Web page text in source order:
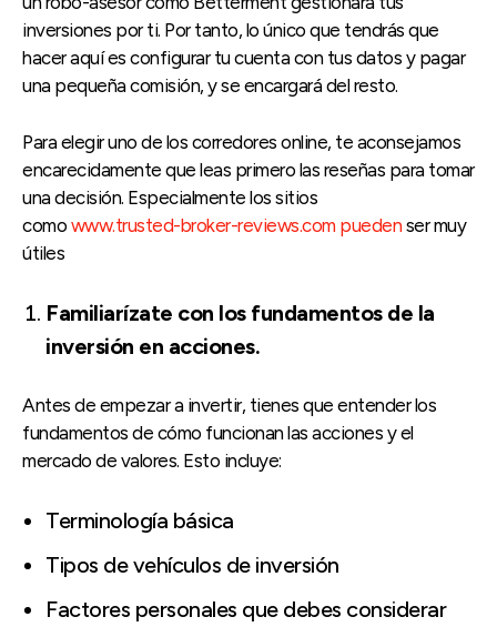
inversiones por ti. Por tanto, lo único que tendrás que
hacer aquí es configurar tu cuenta con tus datos y pagar
una pequeña comisión, y se encargará del resto.
Para elegir uno de los corredores online, te aconsejamos
encarecidamente que leas primero las reseñas para tomar
una decisión. Especialmente los sitios
como www.trusted-broker-reviews.com pueden ser muy
útiles
Familiarízate con los fundamentos de la
inversión en acciones.
Antes de empezar a invertir, tienes que entender los
fundamentos de cómo funcionan las acciones y el
mercado de valores. Esto incluye:
Terminología básica
Tipos de vehículos de inversión
Factores personales que debes considerar